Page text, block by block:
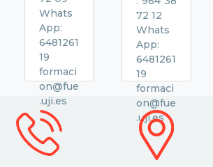
Whats
App:
6481261
19
formaci
on@fue
.uji.es
72 12
Whats
App:
6481261
19
formaci
on@fue
.uji.es